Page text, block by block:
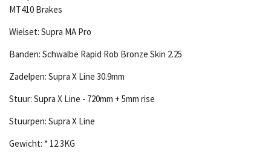
MT410 Brakes
Wielset: Supra MA Pro
Banden: Schwalbe Rapid Rob Bronze Skin 2.25
Zadelpen: Supra X Line 30.9mm
Stuur: Supra X Line - 720mm + 5mm rise
Stuurpen: Supra X Line
Gewicht: * 12.3KG